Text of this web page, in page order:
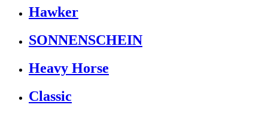
Hawker
SONNENSCHEIN
Heavy Horse
Classic